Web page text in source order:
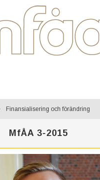
Åbo Akademi firar ett fullt sekel
MfÅA 3-2015